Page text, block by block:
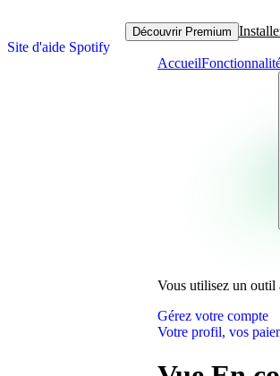
Site d'aide Spotify
Découvrir Premium
Accueil
Vous utilisez un
Gérez votre compte
Votre profil, vos